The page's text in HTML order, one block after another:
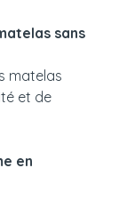
sans
matelas
et de
en